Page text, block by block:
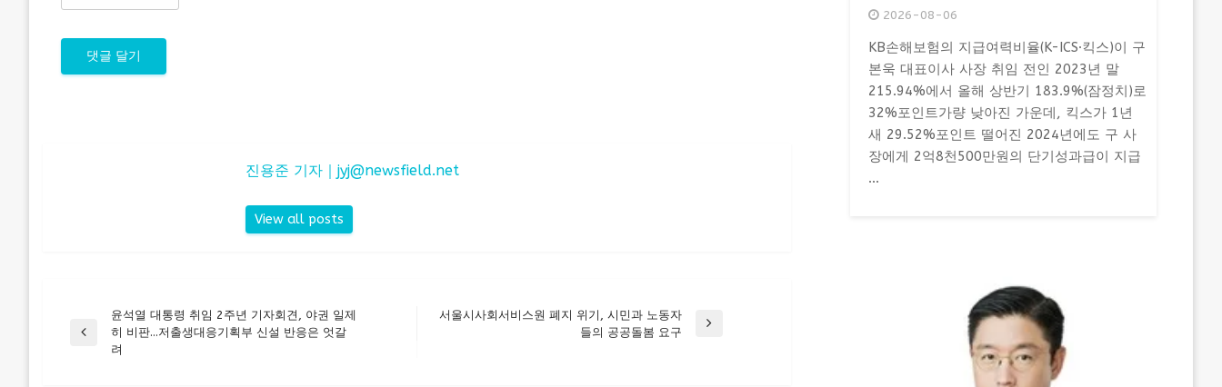
진용준 기자｜jyj@newsfield.net
View all posts
글
Previous
윤석열 대통령 취임 2주년 기자회견, 야권 일제
히 비판…저출생대응기획부 신설 반응은 엇갈
려
서울시사회서비스원 폐지 위기, 시민과 노동자
들의 공공돌봄 요구
2026-08-06
KB손해보험의 지급여력비율(K-ICS·킥스)이 구
본욱 대표이사 사장 취임 전인 2023년 말
215.94%에서 올해 상반기 183.9%(잠정치)로
32%포인트가량 낮아진 가운데, 킥스가 1년
새 29.52%포인트 떨어진 2024년에도 구 사
장에게 2억8천500만원의 단기성과급이 지급
...